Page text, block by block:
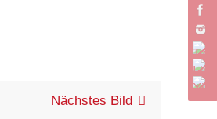
Nächstes Bild